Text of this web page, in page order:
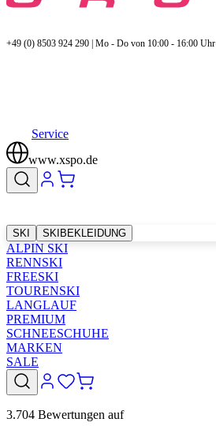
+49 (0) 8503 924 290 | Mo - Do von 10:00 - 16:00 Uhr
Service
www.xspo.de
SKI SKIBEKLEIDUNG
ALPIN SKI
RENNSKI
FREESKI
TOURENSKI
LANGLAUF
PREMIUM
SCHNEESCHUHE
MARKEN
SALE
3.704 Bewertungen auf